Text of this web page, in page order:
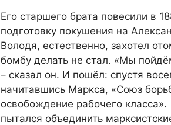
Его старшего брата повесили в
подготовку покушения на
Володя, естественно, захотел
бомбу делать не стал. «Мы
– сказал он. И пошёл: спустя
начитавшись Маркса, «Союз
освобождение рабочего
пытался объединить